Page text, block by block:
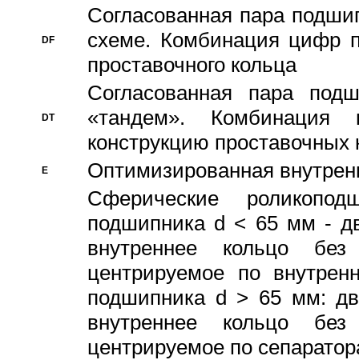
DF
Согласованная пара
схеме. Комбинация цифр
проставочного кольца
DT
Согласованная пара
«тандем».
конструкцию проставочных
E
Оптимизированная
Сферические
подшипника d < 65 мм -
внутреннее кольцо
центрируемое по
подшипника d > 65 мм:
внутреннее кольцо
центрируемое по